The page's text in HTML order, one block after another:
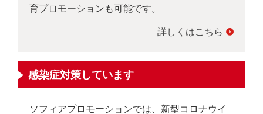
育プロモーションも可能です。
詳しくはこちら
感染症対策しています
ソフィアプロモーションでは、新型コロナウイ